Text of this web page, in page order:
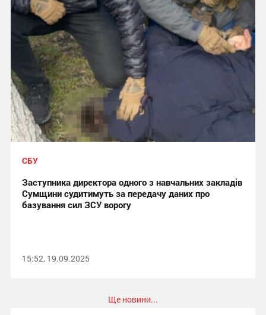
СБУ
Заступника директора одного з навчальних закладів
Сумщини судитимуть за передачу даних про
базування сил ЗСУ ворогу
15:52, 19.09.2025
Ще новини...